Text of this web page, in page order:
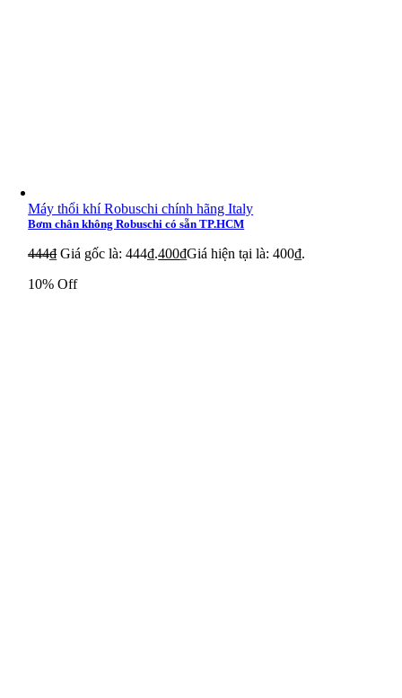
Máy thổi khí Robuschi chính hãng Italy
Bơm chân không Robuschi có sẵn TP.HCM
444₫ Giá gốc là: 444₫.400₫Giá hiện tại là: 400₫.
10% Off